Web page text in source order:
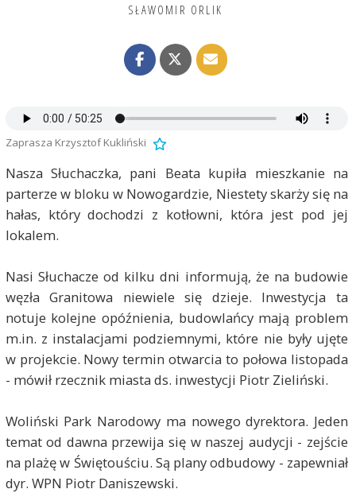
SŁAWOMIR ORLIK
Zaprasza Krzysztof Kukliński
Nasza Słuchaczka, pani Beata kupiła mieszkanie na
parterze w bloku w Nowogardzie, Niestety skarży się na
hałas, który dochodzi z kotłowni, która jest pod jej
lokalem.
Nasi Słuchacze od kilku dni informują, że na budowie
węzła Granitowa niewiele się dzieje. Inwestycja ta
notuje kolejne opóźnienia, budowlańcy mają problem
m.in. z instalacjami podziemnymi, które nie były ujęte
w projekcie. Nowy termin otwarcia to połowa listopada
- mówił rzecznik miasta ds. inwestycji Piotr Zieliński.
Woliński Park Narodowy ma nowego dyrektora. Jeden
temat od dawna przewija się w naszej audycji - zejście
na plażę w Świętouściu. Są plany odbudowy - zapewniał
dyr. WPN Piotr Daniszewski.